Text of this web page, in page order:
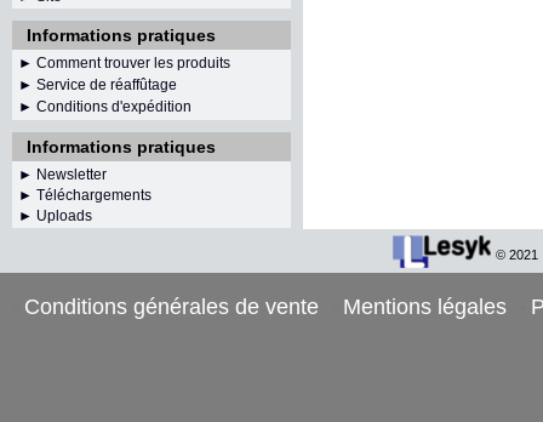
Informations pratiques
► Comment trouver les produits
► Service de réaffûtage
► Conditions d'expédition
Informations pratiques
► Newsletter
► Téléchargements
► Uploads
© 2021
Conditions générales de vente Mentions légales